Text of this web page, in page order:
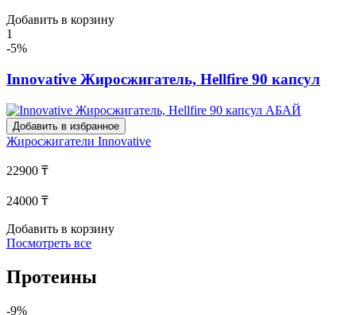
Добавить в корзину
1
-5%
Innovative Жиросжигатель, Hellfire 90 капсул
Добавить в избранное
Жиросжигатели Innovative
22900 ₸
24000 ₸
Добавить в корзину
Посмотреть все
Протеины
-9%